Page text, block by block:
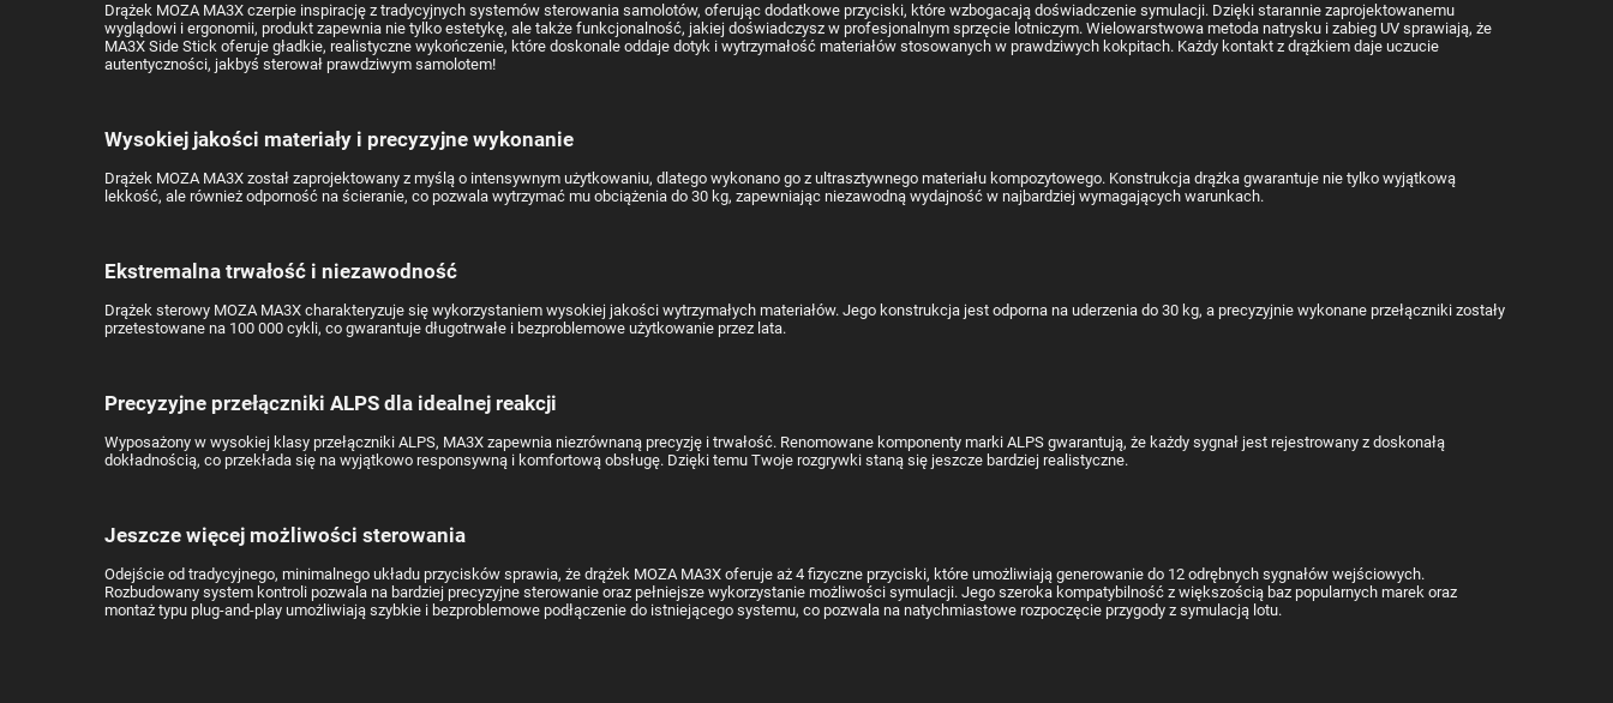
Drążek MOZA MA3X czerpie inspirację z tradycyjnych systemów sterowania samolotów, oferując dodatkowe przyciski, które wzbogacają doświadczenie symulacji. Dzięki starannie zaprojektowanemu
wyglądowi i ergonomii, produkt zapewnia nie tylko estetykę, ale także funkcjonalność, jakiej doświadczysz w profesjonalnym sprzęcie lotniczym. Wielowarstwowa metoda natrysku i zabieg UV sprawiają, że
MA3X Side Stick oferuje gładkie, realistyczne wykończenie, które doskonale oddaje dotyk i wytrzymałość materiałów stosowanych w prawdziwych kokpitach. Każdy kontakt z drążkiem daje uczucie
autentyczności, jakbyś sterował prawdziwym samolotem!
Wysokiej jakości materiały i precyzyjne wykonanie
Drążek MOZA MA3X został zaprojektowany z myślą o intensywnym użytkowaniu, dlatego wykonano go z ultrasztywnego materiału kompozytowego. Konstrukcja drążka gwarantuje nie tylko wyjątkową
lekkość, ale również odporność na ścieranie, co pozwala wytrzymać mu obciążenia do 30 kg, zapewniając niezawodną wydajność w najbardziej wymagających warunkach.
Ekstremalna trwałość i niezawodność
Drążek sterowy MOZA MA3X charakteryzuje się wykorzystaniem wysokiej jakości wytrzymałych materiałów. Jego konstrukcja jest odporna na uderzenia do 30 kg, a precyzyjnie wykonane przełączniki zostały
przetestowane na 100 000 cykli, co gwarantuje długotrwałe i bezproblemowe użytkowanie przez lata.
Precyzyjne przełączniki ALPS dla idealnej reakcji
Wyposażony w wysokiej klasy przełączniki ALPS, MA3X zapewnia niezrównaną precyzję i trwałość. Renomowane komponenty marki ALPS gwarantują, że każdy sygnał jest rejestrowany z doskonałą
dokładnością, co przekłada się na wyjątkowo responsywną i komfortową obsługę. Dzięki temu Twoje rozgrywki staną się jeszcze bardziej realistyczne.
Jeszcze więcej możliwości sterowania
Odejście od tradycyjnego, minimalnego układu przycisków sprawia, że drążek MOZA MA3X oferuje aż 4 fizyczne przyciski, które umożliwiają generowanie do 12 odrębnych sygnałów wejściowych.
Rozbudowany system kontroli pozwala na bardziej precyzyjne sterowanie oraz pełniejsze wykorzystanie możliwości symulacji. Jego szeroka kompatybilność z większością baz popularnych marek oraz
montaż typu plug-and-play umożliwiają szybkie i bezproblemowe podłączenie do istniejącego systemu, co pozwala na natychmiastowe rozpoczęcie przygody z symulacją lotu.